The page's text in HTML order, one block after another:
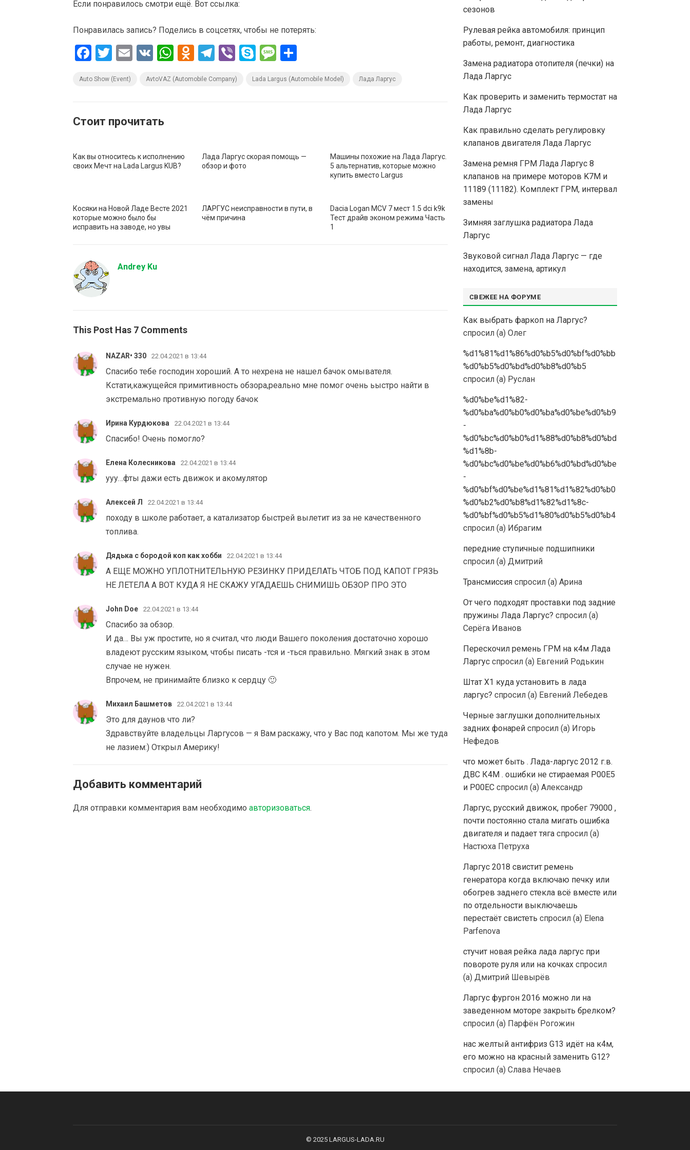
Если понравилось смотри ещё. Вот ссылка:
Понравилась запись? Поделись в соцсетях, чтобы не потерять:
F
ce
o
k
T
tt
E
ail
V
W
at
p
O
n
ss
ni
T
e
Vi
er
S
p
M
s
п
и
Auto Show (Event) AvtoVAZ (Automobile Company) Lada Largus (Automobile Model) Лада Ларгус
Стоит прочитать
Как вы относитесь к исполнению
своих Мечт на Lada Largus KUB?
Лада Ларгус скорая помощь —
обзор и фото
Машины похожие на Лада Ларгус.
5 альтернатив, которые можно
купить вместо Largus
Косяки на Новой Ладе Весте 2021
которые можно было бы
исправить на заводе, но увы
ЛАРГУС неисправности в пути, в
чём причина
Dacia Logan MCV 7 мест 1.5 dci k9k
Тест драйв эконом режима Часть
1
Andrey Ku
This Post Has 7 Comments
NAZAR• 330 22.04.2021 в 13:44
Спасибо тебе господин хороший. А то нехрена не нашел бачок омывателя.
Кстати,кажущейся примитивность обзора,реально мне помог очень ьыстро найти в
экстремально противную погоду бачок
Ирина Курдюкова 22.04.2021 в 13:44
Спасибо! Очень помогло?
Елена Колесникова 22.04.2021 в 13:44
ууу…фты дажи есть движок и акомулятор
Алексей Л 22.04.2021 в 13:44
походу в школе работает, а катализатор быстрей вылетит из за не качественного
топлива.
Дядька с бородой коп как хобби 22.04.2021 в 13:44
А ЕЩЕ МОЖНО УПЛОТНИТЕЛЬНУЮ РЕЗИНКУ ПРИДЕЛАТЬ ЧТОБ ПОД КАПОТ ГРЯЗЬ
НЕ ЛЕТЕЛА А ВОТ КУДА Я НЕ СКАЖУ УГАДАЕШЬ СНИМИШЬ ОБЗОР ПРО ЭТО
John Doe 22.04.2021 в 13:44
Спасибо за обзор.
И да… Вы уж простите, но я считал, что люди Вашего поколения достаточно хорошо
владеют русским языком, чтобы писать -тся и -ться правильно. Мягкий знак в этом
случае не нужен.
Впрочем, не принимайте близко к сердцу 🙂
Михаил Башметов 22.04.2021 в 13:44
Это для даунов что ли?
Здравствуйте владельцы Ларгусов — я Вам раскажу, что у Вас под капотом. Мы же туда
не лазием:) Открыл Америку!
Добавить комментарий
Для отправки комментария вам необходимо авторизоваться.
сезонов
Рулевая рейка автомобиля: принцип
работы, ремонт, диагностика
Замена радиатора отопителя (печки) на
Лада Ларгус
Как проверить и заменить термостат на
Лада Ларгус
Как правильно сделать регулировку
клапанов двигателя Лада Ларгус
Замена ремня ГРМ Лада Ларгус 8
клапанов на примере моторов K7M и
11189 (11182). Комплект ГРМ, интервал
замены
Зимняя заглушка радиатора Лада
Ларгус
Звуковой сигнал Лада Ларгус — где
находится, замена, артикул
СВЕЖЕЕ НА ФОРУМЕ
Как выбрать фаркоп на Ларгус?
спросил (а) Олег
%d1%81%d1%86%d0%b5%d0%bf%d0%bb
%d0%b5%d0%bd%d0%b8%d0%b5
спросил (а) Руслан
%d0%be%d1%82-
%d0%ba%d0%b0%d0%ba%d0%be%d0%b9
-
%d0%bc%d0%b0%d1%88%d0%b8%d0%bd
%d1%8b-
%d0%bc%d0%be%d0%b6%d0%bd%d0%be
-
%d0%bf%d0%be%d1%81%d1%82%d0%b0
%d0%b2%d0%b8%d1%82%d1%8c-
%d0%bf%d0%b5%d1%80%d0%b5%d0%b4
спросил (а) Ибрагим
передние ступичные подшипники
спросил (а) Дмитрий
Трансмиссия спросил (а) Арина
От чего подходят проставки под задние
пружины Лада Ларгус? спросил (а)
Серёга Иванов
Перескочил ремень ГРМ на к4м Лада
Ларгус спросил (а) Евгений Родькин
Штат Х1 куда установить в лада
ларгус? спросил (а) Евгений Лебедев
Черные заглушки дополнительных
задних фонарей спросил (а) Игорь
Нефедов
что может быть . Лада-ларгус 2012 г.в.
ДВС К4М . ошибки не стираемая Р00Е5
и Р00ЕС спросил (а) Александр
Ларгус, русский движок, пробег 79000 ,
почти постоянно стала мигать ошибка
двигателя и падает тяга спросил (а)
Настюха Петруха
Ларгус 2018 свистит ремень
генератора когда включаю печку или
обогрев заднего стекла всё вместе или
по отдельности выключаешь
перестаёт свистеть спросил (а) Elena
Parfenova
стучит новая рейка лада ларгус при
повороте руля или на кочках спросил
(а) Дмитрий Шевырёв
Ларгус фургон 2016 можно ли на
заведенном моторе закрыть брелком?
спросил (а) Парфён Рогожин
нас желтый антифриз G13 идёт нa к4м,
его можно на красный заменить G12?
спросил (а) Слава Нечаев
© 2025 LARGUS-LADA.RU